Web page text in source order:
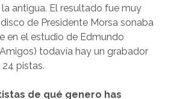
antigua. El resultado fue muy
de Presidente Morsa sonaba
en el estudio de Edmundo
todavía hay un grabador
pistas.
de qué genero has